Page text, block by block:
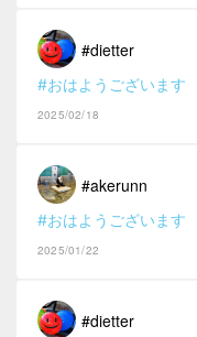
#dietter
#おはようございます
2025/02/18
#akerunn
#おはようございます
2025/01/22
#dietter